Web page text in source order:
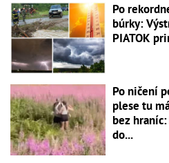
Po
búrky:
PIATOK
Po ničení
plese tu
bez
do...